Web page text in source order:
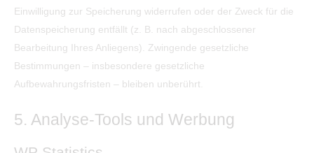
Einwilligung zur Speicherung widerrufen oder der Zweck für die
Datenspeicherung entfällt (z. B. nach abgeschlossener
Bearbeitung Ihres Anliegens). Zwingende gesetzliche
Bestimmungen – insbesondere gesetzliche
Aufbewahrungsfristen – bleiben unberührt.
5. Analyse-Tools und Werbung